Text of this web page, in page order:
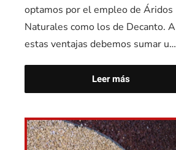
optamos por el empleo de Áridos
Naturales como los de Decanto. A
estas ventajas debemos sumar u…
Leer más